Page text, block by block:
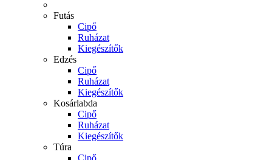
Futás
Cipő
Ruházat
Kiegészítők
Edzés
Cipő
Ruházat
Kiegészítők
Kosárlabda
Cipő
Ruházat
Kiegészítők
Túra